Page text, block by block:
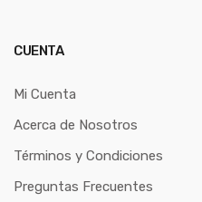
CUENTA
Mi Cuenta
Acerca de Nosotros
Términos y Condiciones
Preguntas Frecuentes